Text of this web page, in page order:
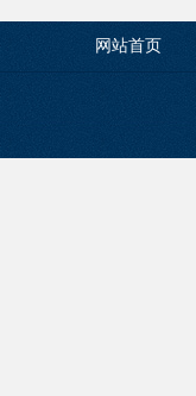
网站首页